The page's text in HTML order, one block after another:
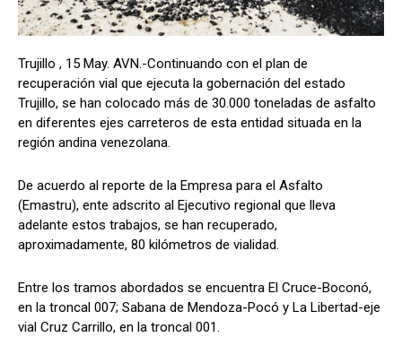
Trujillo , 15 May. AVN.-Continuando con el plan de
recuperación vial que ejecuta la gobernación del estado
Trujillo, se han colocado más de 30.000 toneladas de asfalto
en diferentes ejes carreteros de esta entidad situada en la
región andina venezolana.
De acuerdo al reporte de la Empresa para el Asfalto
(Emastru), ente adscrito al Ejecutivo regional que lleva
adelante estos trabajos, se han recuperado,
aproximadamente, 80 kilómetros de vialidad.
Entre los tramos abordados se encuentra El Cruce-Boconó,
en la troncal 007; Sabana de Mendoza-Pocó y La Libertad-eje
vial Cruz Carrillo, en la troncal 001.